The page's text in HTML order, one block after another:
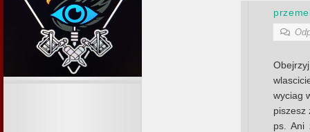
wyciag
piszesz
ps. Ani